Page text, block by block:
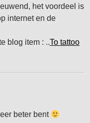
het voordeel is
internet en de
blog item : ..To tattoo
beter bent